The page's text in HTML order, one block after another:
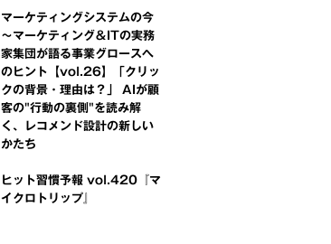
マーケティングシステムの今
～マーケティング＆ITの実務
家集団が語る事業グロースへ
のヒント【vol.26】「クリッ
クの背景・理由は？」 AIが顧
客の"行動の裏側"を読み解
く、レコメンド設計の新しい
かたち
ヒット習慣予報 vol.420『マ
イクロトリップ』